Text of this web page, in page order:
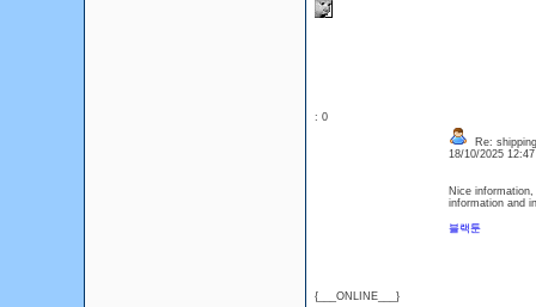
: 0
{___ONLINE___}
Re:
18/10/2025
Nice
information and
블랙툰